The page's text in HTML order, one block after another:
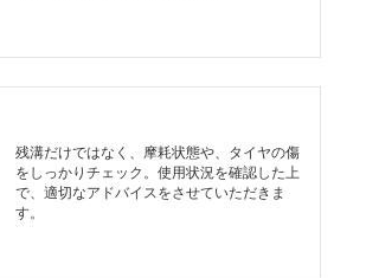
残溝だけではなく、摩耗状態や、タイヤの傷
をしっかりチェック。使用状況を確認した上
で、適切なアドバイスをさせていただきま
す。